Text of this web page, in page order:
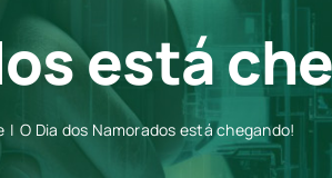
está
O Dia dos Namorados está chegando!